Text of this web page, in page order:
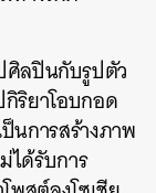
ศิลปินกับรูปตัว
ริยาโอบกอด
การสร้างภาพ
ได้รับการ